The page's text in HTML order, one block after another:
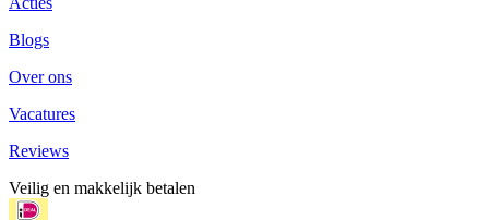
Blogs
Over ons
Vacatures
Reviews
Veilig en makkelijk betalen